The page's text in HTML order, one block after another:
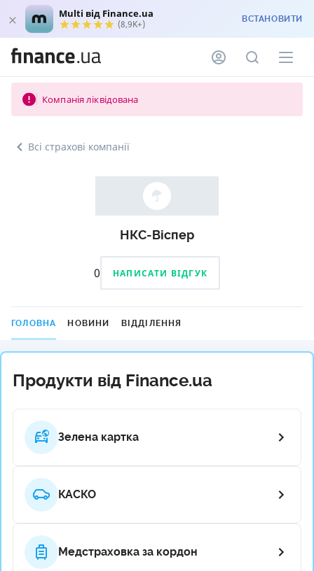
Multi від Finance.ua
(8,9K+) ВСТАНОВИТИ
Компанія ліквідована
Всі страхові компанії
НКC-Віспер
0 НАПИСАТИ ВІДГУК
ГОЛОВНА НОВИНИ ВІДДІЛЕННЯ
Продукти від Finance.ua
Зелена картка
КАСКО
Медстраховка за кордон